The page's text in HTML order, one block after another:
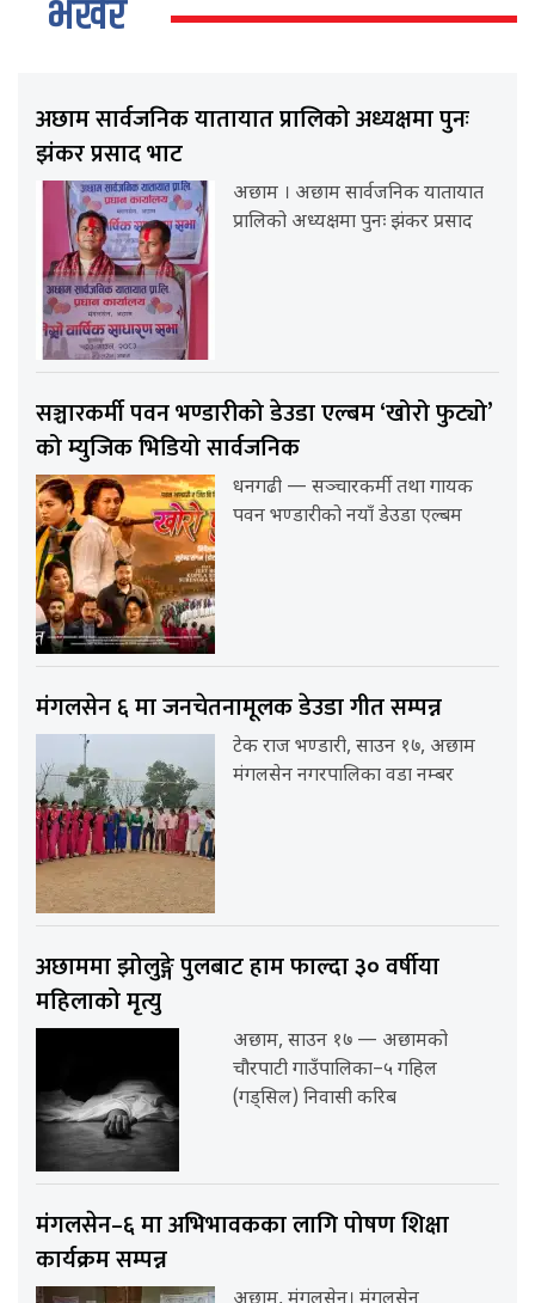
भर्खर
अछाम सार्वजनिक यातायात प्रालिको अध्यक्षमा पुनः
झंकर प्रसाद भाट
अछाम । अछाम सार्वजनिक यातायात
प्रालिको अध्यक्षमा पुनः झंकर प्रसाद
सञ्चारकर्मी पवन भण्डारीको डेउडा एल्बम ‘खोरो फुट्यो’
को म्युजिक भिडियो सार्वजनिक
धनगढी — सञ्चारकर्मी तथा गायक
पवन भण्डारीको नयाँ डेउडा एल्बम
मंगलसेन ६ मा जनचेतनामूलक डेउडा गीत सम्पन्न
टेक राज भण्डारी, साउन १७, अछाम
मंगलसेन नगरपालिका वडा नम्बर
अछाममा झोलुङ्गे पुलबाट हाम फाल्दा ३० वर्षीया
महिलाको मृत्यु
अछाम, साउन १७ — अछामको
चौरपाटी गाउँपालिका–५ गहिल
(गड्सिल) निवासी करिब
मंगलसेन–६ मा अभिभावकका लागि पोषण शिक्षा
कार्यक्रम सम्पन्न